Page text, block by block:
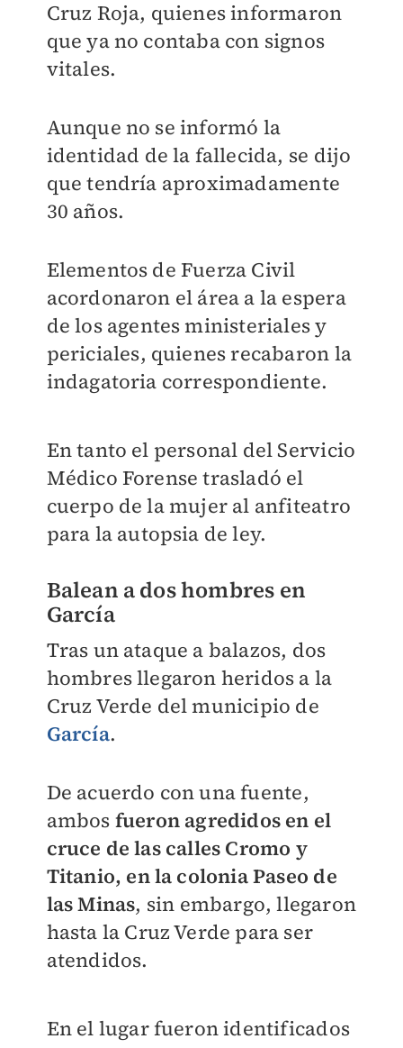
Cruz Roja, quienes informaron
que ya no contaba con signos
vitales.
Aunque no se informó la
identidad de la fallecida, se dijo
que tendría aproximadamente
30 años.
Elementos de Fuerza Civil
acordonaron el área a la espera
de los agentes ministeriales y
periciales, quienes recabaron la
indagatoria correspondiente.
En tanto el personal del Servicio
Médico Forense trasladó el
cuerpo de la mujer al anfiteatro
para la autopsia de ley.
Balean a dos hombres en
García
Tras un ataque a balazos, dos
hombres llegaron heridos a la
Cruz Verde del municipio de
García.
De acuerdo con una fuente,
ambos fueron agredidos en el
cruce de las calles Cromo y
Titanio, en la colonia Paseo de
las Minas, sin embargo, llegaron
hasta la Cruz Verde para ser
atendidos.
En el lugar fueron identificados